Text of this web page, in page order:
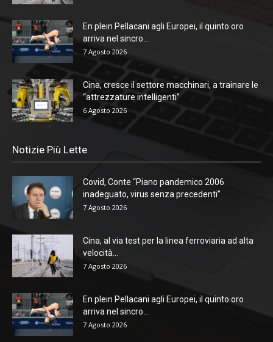
En plein Pellacani agli Europei, il quinto oro
arriva nel sincro...
7 Agosto 2026
Cina, cresce il settore macchinari, a trainare le
“attrezzature intelligenti”
6 Agosto 2026
Notizie Più Lette
Covid, Conte “Piano pandemico 2006
inadeguato, virus senza precedenti”
7 Agosto 2026
Cina, al via test per la linea ferroviaria ad alta
velocità...
7 Agosto 2026
En plein Pellacani agli Europei, il quinto oro
arriva nel sincro...
7 Agosto 2026